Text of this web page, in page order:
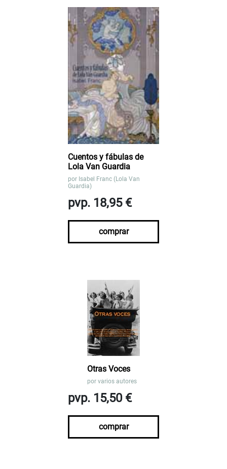
Cuentos y fábulas de
Lola Van Guardia
por Isabel Franc (Lola Van
Guardia)
pvp. 18,95 €
comprar
Otras Voces
por varios autores
pvp. 15,50 €
comprar